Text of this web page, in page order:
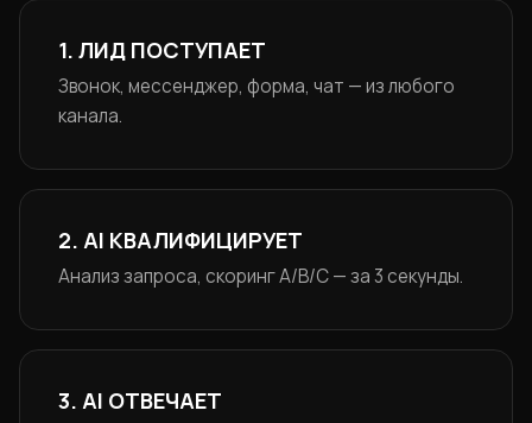
1. ЛИД ПОСТУПАЕТ
Звонок, мессенджер, форма, чат — из любого
канала.
2. AI КВАЛИФИЦИРУЕТ
Анализ запроса, скоринг A/B/C — за 3 секунды.
3. AI ОТВЕЧАЕТ